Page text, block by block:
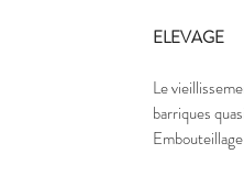
ELEVAGE
Le
barriques